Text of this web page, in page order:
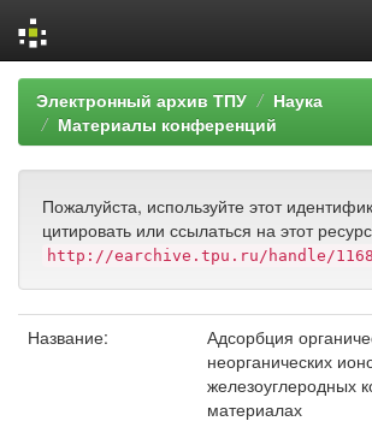
Skip
navigation
Электронный архив ТПУ
Наука
Материалы конференций
Пожалуйста, используйте этот
цитировать или ссылаться на этот
http://earchive.tpu.ru/handle/
Название:
Адсорбция
неорганических
железоуглеродных
материалах